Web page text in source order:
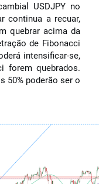
USDJPY no
continua a recuar,
quebrar acima da
de Fibonacci
intensificar-se,
forem quebrados.
50% poderão ser o